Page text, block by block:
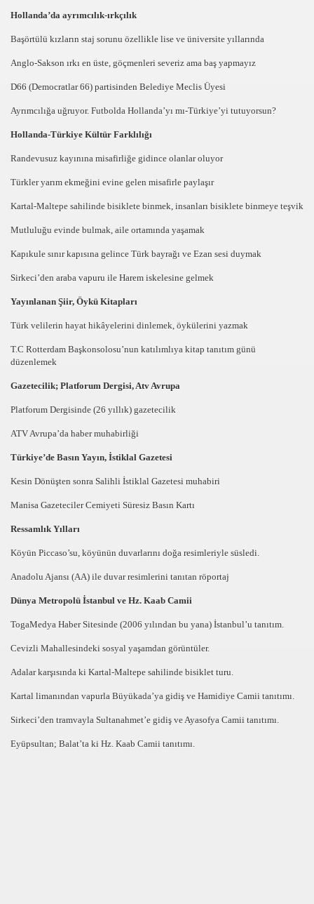
Hollanda’da ayrımcılık-ırkçılık
Başörtülü kızların staj sorunu özellikle lise ve üniversite yıllarında
Anglo-Sakson ırkı en üste, göçmenleri severiz ama baş yapmayız
D66 (Democratlar 66) partisinden Belediye Meclis Üyesi
Ayrımcılığa uğruyor. Futbolda Hollanda’yı mı-Türkiye’yi tutuyorsun?
Hollanda-Türkiye Kültür Farklılığı
Randevusuz kayınına misafirliğe gidince olanlar oluyor
Türkler yarım ekmeğini evine gelen misafirle paylaşır
Kartal-Maltepe sahilinde bisiklete binmek, insanları bisiklete binmeye teşvik
Mutluluğu evinde bulmak, aile ortamında yaşamak
Kapıkule sınır kapısına gelince Türk bayrağı ve Ezan sesi duymak
Sirkeci’den araba vapuru ile Harem iskelesine gelmek
Yayınlanan Şiir, Öykü Kitapları
Türk velilerin hayat hikâyelerini dinlemek, öykülerini yazmak
T.C Rotterdam Başkonsolosu’nun katılımlıya kitap tanıtım günü
düzenlemek
Gazetecilik; Platforum Dergisi, Atv Avrupa
Platforum Dergisinde (26 yıllık) gazetecilik
ATV Avrupa’da haber muhabirliği
Türkiye’de Basın Yayın, İstiklal Gazetesi
Kesin Dönüşten sonra Salihli İstiklal Gazetesi muhabiri
Manisa Gazeteciler Cemiyeti Süresiz Basın Kartı
Ressamlık Yılları
Köyün Piccaso’su, köyünün duvarlarını doğa resimleriyle süsledi.
Anadolu Ajansı (AA) ile duvar resimlerini tanıtan röportaj
Dünya Metropolü İstanbul ve Hz. Kaab Camii
TogaMedya Haber Sitesinde (2006 yılından bu yana) İstanbul’u tanıtım.
Cevizli Mahallesindeki sosyal yaşamdan görüntüler.
Adalar karşısında ki Kartal-Maltepe sahilinde bisiklet turu.
Kartal limanından vapurla Büyükada’ya gidiş ve Hamidiye Camii tanıtımı.
Sirkeci’den tramvayla Sultanahmet’e gidiş ve Ayasofya Camii tanıtımı.
Eyüpsultan; Balat’ta ki Hz. Kaab Camii tanıtımı.
iLGi-BALOGLU
ODULUNU KAZANDI
KUTLANDI
ACiLDi
10 Lira
Ziyareti
Guldurdu
BAYRAK
Kisi Katildi